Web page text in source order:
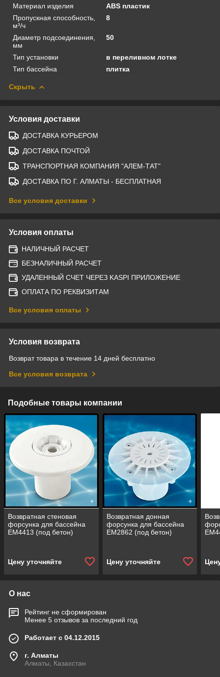
Материал изделия
ABS пластик
Пропускная способность,
м³/ч
8
Диаметр подсоединения,
мм
50
Тип установки
в переливном лотке
Тип бассейна
плитка
Скрыть
Условия доставки
ДОСТАВКА КУРЬЕРОМ
ДОСТАВКА ПОЧТОЙ
ТРАНСПОРТНАЯ КОМПАНИЯ "АЛЕМ-ТАТ"
ДОСТАВКА ПО Г. АЛМАТЫ - БЕСПЛАТНАЯ
Все условия доставки
Условия оплаты
НАЛИЧНЫЙ РАСЧЕТ
БЕЗНАЛИЧНЫЙ РАСЧЕТ
УДАЛЕННЫЙ СЧЕТ ЧЕРЕЗ KASPI ПРИЛОЖЕНИЕ
ОПЛАТА ПО РЕКВИЗИТАМ
Все условия оплаты
Условия возврата
Возврат товара в течение 14 дней бесплатно
Все условия возврата
Подобные товары компании
Возвратная стеновая
форсунка для бассейна
EM4413 (под бетон)
Цену уточняйте
Возвратная донная
форсунка для бассейна
EM2862 (под бетон)
Цену уточняйте
О нас
Рейтинг не сформирован
Менее 5 отзывов за последний год
Работает с 04.12.2015
г. Алматы
Алматы, Казахстан